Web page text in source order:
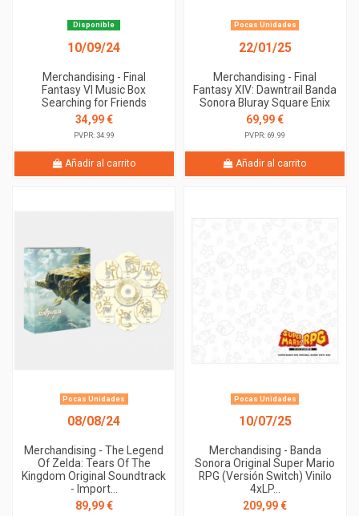
Disponible
10/09/24
Merchandising - Final
Fantasy VI Music Box
Searching for Friends
34,99 €
PVPR: 34.99
Añadir al carrito
Pocas Unidades
22/01/25
Merchandising - Final
Fantasy XIV: Dawntrail Banda
Sonora Bluray Square Enix
69,99 €
PVPR: 69.99
Añadir al carrito
Pocas Unidades
08/08/24
Merchandising - The Legend
Of Zelda: Tears Of The
Kingdom Original Soundtrack
- Import...
89,99 €
Pocas Unidades
10/07/25
Merchandising - Banda
Sonora Original Super Mario
RPG (Versión Switch) Vinilo
4xLP...
209,99 €